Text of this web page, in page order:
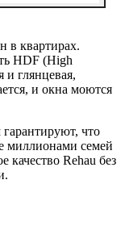
в квартирах.
HDF (High
и глянцевая,
и окна моются
что
миллионами семей
качество Rehau без